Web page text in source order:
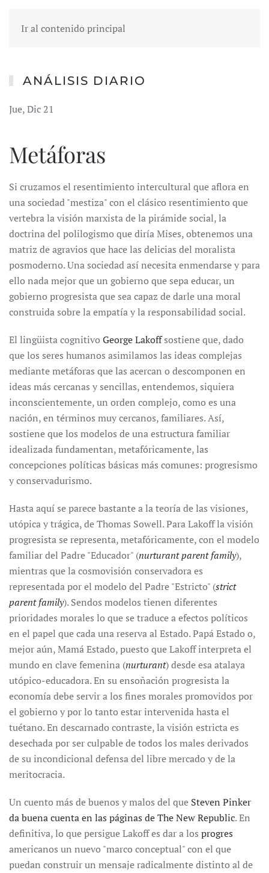
Ir al contenido principal
ANÁLISIS DIARIO
Jue, Dic 21
Metáforas
Si cruzamos el resentimiento intercultural que aflora en
una sociedad "mestiza" con el clásico resentimiento que
vertebra la visión marxista de la pirámide social, la
doctrina del polilogismo que diría Mises, obtenemos una
matriz de agravios que hace las delicias del moralista
posmoderno. Una sociedad así necesita enmendarse y para
ello nada mejor que un gobierno que sepa educar, un
gobierno progresista que sea capaz de darle una moral
construida sobre la empatía y la responsabilidad social.
El lingüista cognitivo George Lakoffsostiene que, dado
que los seres humanos asimilamos las ideas complejas
mediante metáforas que las acercan o descomponen en
ideas más cercanas y sencillas, entendemos, siquiera
inconscientemente, un orden complejo, como es una
nación, en términos muy cercanos, familiares. Así,
sostiene que los modelos de una estructura familiar
idealizada fundamentan, metafóricamente, las
concepciones políticas básicas más comunes: progresismo
y conservadurismo.
Hasta aquí se parece bastante a la teoría de las visiones,
utópica y trágica, de Thomas Sowell. Para Lakoff la visión
progresista se representa, metafóricamente, con el modelo
familiar del Padre "Educador" (nurturant parent family),
mientras que la cosmovisión conservadora es
representada por el modelo del Padre "Estricto" (strict
parent family). Sendos modelos tienen diferentes
prioridades morales lo que se traduce a efectos políticos
en el papel que cada una reserva al Estado. Papá Estado o,
mejor aún, Mamá Estado, puesto que Lakoff interpreta el
mundo en clave femenina (nurturant) desde esa atalaya
utópico-educadora. En su ensoñación progresista la
economía debe servir a los fines morales promovidos por
el gobierno y por lo tanto estar intervenida hasta el
tuétano. En descarnado contraste, la visión estricta es
desechada por ser culpable de todos los males derivados
de su incondicional defensa del libre mercado y de la
meritocracia.
Un cuento más de buenos y malos del que Steven Pinker
da buena cuenta en las páginas de The New Republic. En
definitiva, lo que persigue Lakoff es dar a los progres
americanos un nuevo "marco conceptual" con el que
puedan construir un mensaje radicalmente distinto al de